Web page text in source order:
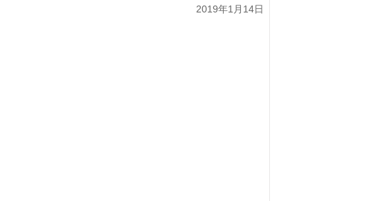
2019年1月14日